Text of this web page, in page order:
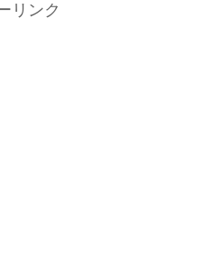
リンク